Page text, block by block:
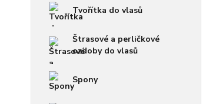
Tvořítka do vlasů
Štrasové a perličkové
ozdoby do vlasů
Spony